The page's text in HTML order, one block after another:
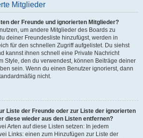
Mitglieder
der Freunde und ignorierten Mitglieder?
um andere Mitglieder des Boards zu
deiner Freundesliste hinzufügst, werden in
für den schnellen Zugriff aufgelistet. Du siehst
kannst ihnen schnell eine Private Nachricht
Style, den du verwendest, können Beiträge deiner
sein. Wenn du einen Benutzer ignorierst, dann
nicht.
Liste der Freunde oder zur Liste der ignorierten
diese wieder aus den Listen entfernen?
Arten auf diese Listen setzen: In jedem
Links: einen zum Hinzufügen zur Liste der